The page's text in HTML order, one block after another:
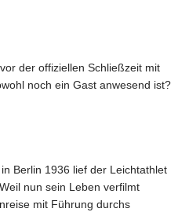
der offiziellen Schließzeit mit
noch ein Gast anwesend ist?
Berlin 1936 lief der Leichtathlet
nun sein Leben verfilmt
mit Führung durchs